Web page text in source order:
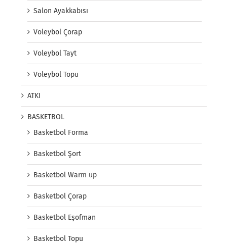
Salon Ayakkabısı
Voleybol Çorap
Voleybol Tayt
Voleybol Topu
ATKI
BASKETBOL
Basketbol Forma
Basketbol Şort
Basketbol Warm up
Basketbol Çorap
Basketbol Eşofman
Basketbol Topu